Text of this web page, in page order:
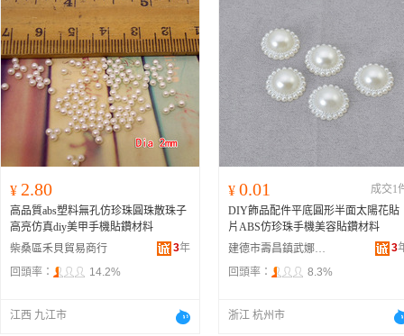
¥ 2.80
高品質abs塑料無孔仿珍珠圓珠散珠子
高亮仿真diy美甲手機貼鑽材料
柴桑區禾貝貿易商行
3年
回頭率：
14.2%
江西 九江市
¥ 0.01
成交1
DIY飾品配件平底圓形半面太陽花貼
片ABS仿珍珠手機美容貼鑽材料
建德市壽昌鎮武娜家居商行
3
回頭率：
8.3%
浙江 杭州市